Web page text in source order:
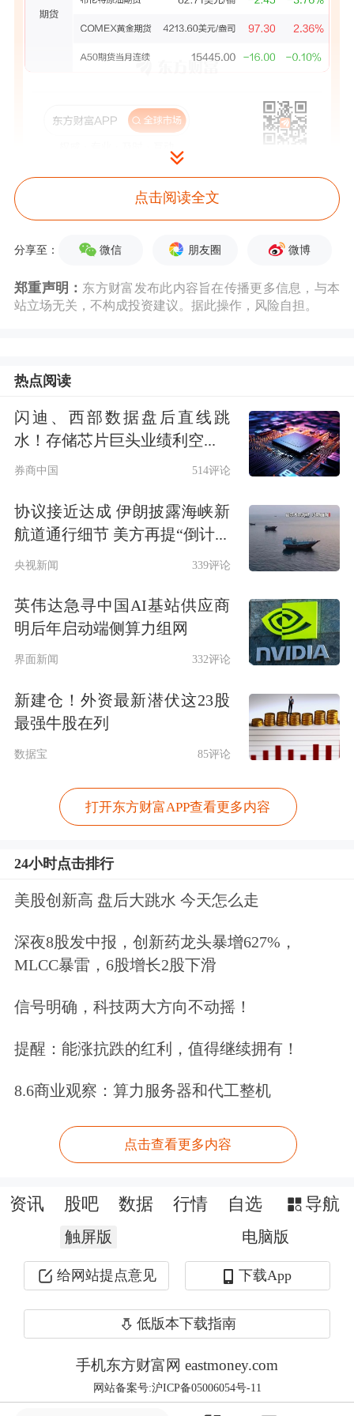
涨跌不一，道指续创收盘历史新高。截
易日上涨326.86点，收于48254.82点，
上涨4.31点，收于6850.92点，涨幅为
0.06%；纳斯达克综合指数下跌61.84
点，收于23406.46点，跌幅为0.26%。
大型科技股涨跌互现，AMD涨9%，
飞、美光科技、高通涨超1%，
达、微软、英特尔小幅上涨。甲骨文
超3%，特斯拉跌超2%。
点击阅读全文
分享至： 微信 朋友圈 微博
郑重声明： 东方财富发布此内容旨在传播更多信息，与本
站立场无关，不构成投资建议。据此操作，风险自担。
热点阅读
闪迪、西部数据盘后直线跳
水！存储芯片巨头业绩利空...
券商中国 514评论
协议接近达成 伊朗披露海峡新
航道通行细节 美方再提“倒计...
央视新闻 339评论
英伟达急寻中国AI基站供应商
明后年启动端侧算力组网
界面新闻 332评论
新建仓！外资最新潜伏这23股
最强牛股在列
数据宝 85评论
打开东方财富APP查看更多内容
24小时点击排行
美股创新高 盘后大跳水 今天怎么走
深夜8股发中报，创新药龙头暴增627%，
MLCC暴雷，6股增长2股下滑
信号明确，科技两大方向不动摇！
提醒：能涨抗跌的红利，值得继续拥有！
8.6商业观察：算力服务器和代工整机
点击查看更多内容
资讯 股吧 数据 行情 自选 导航
触屏版 电脑版
给网站提点意见 下载App
低版本下载指南
手机东方财富网 eastmoney.com
网站备案号:沪ICP备05006054号-11